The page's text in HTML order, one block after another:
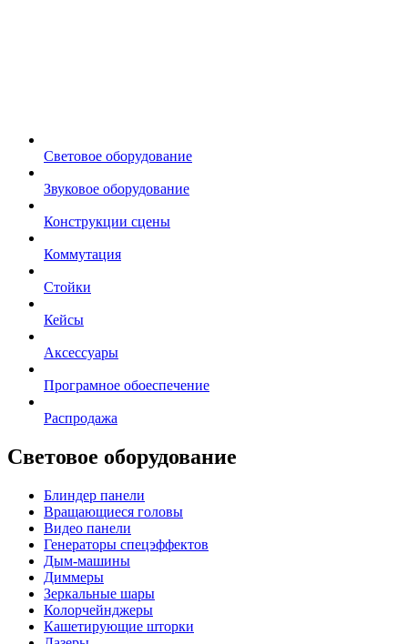
Световое оборудование
Звуковое оборудование
Конструкции сцены
Коммутация
Стойки
Кейсы
Аксессуары
Програмное обоеспечение
Распродажа
Световое оборудование
Блиндер панели
Вращающиеся головы
Видео панели
Генераторы спецэффектов
Дым-машины
Диммеры
Зеркальные шары
Колорчейнджеры
Кашетирующие шторки